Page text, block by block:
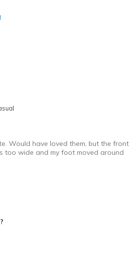
are for Wearing
Would have loved them, but the front
too wide and my foot moved around